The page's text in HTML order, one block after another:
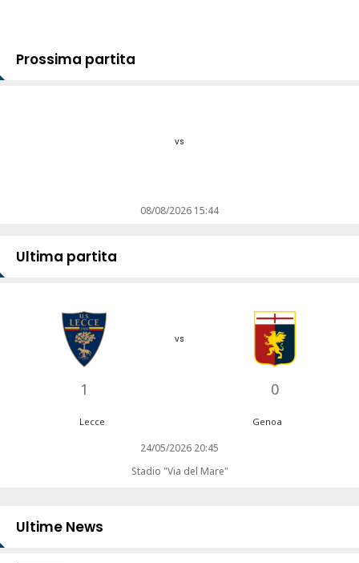
Prossima partita
vs
08/08/2026 15:44
Ultima partita
1
vs
0
Lecce Genoa
24/05/2026 20:45
Stadio "Via del Mare"
Ultime News